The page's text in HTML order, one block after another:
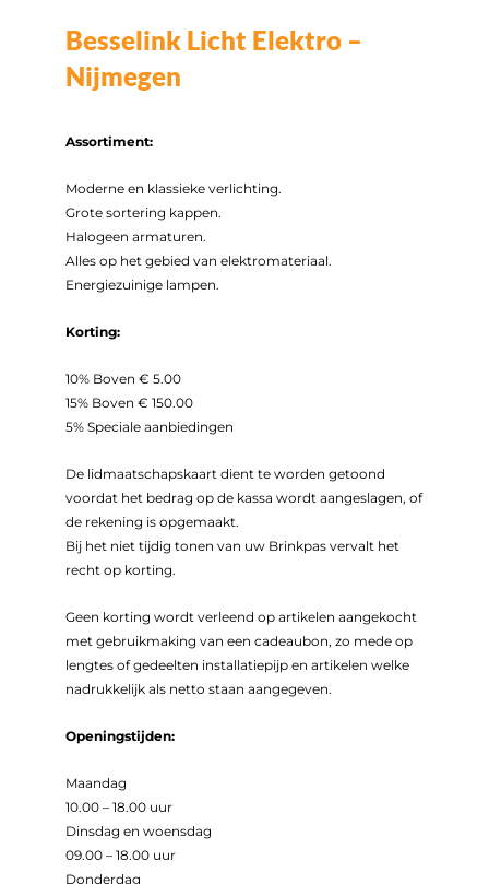
Besselink Licht Elektro –
Nijmegen
Assortiment:
Moderne en klassieke verlichting.
Grote sortering kappen.
Halogeen armaturen.
Alles op het gebied van elektromateriaal.
Energiezuinige lampen.
Korting:
10% Boven € 5.00
15% Boven € 150.00
5% Speciale aanbiedingen
De lidmaatschapskaart dient te worden getoond
voordat het bedrag op de kassa wordt aangeslagen, of
de rekening is opgemaakt.
Bij het niet tijdig tonen van uw Brinkpas vervalt het
recht op korting.
Geen korting wordt verleend op artikelen aangekocht
met gebruikmaking van een cadeaubon, zo mede op
lengtes of gedeelten installatiepijp en artikelen welke
nadrukkelijk als netto staan aangegeven.
Openingstijden:
Maandag
10.00 – 18.00 uur
Dinsdag en woensdag
09.00 – 18.00 uur
Donderdag